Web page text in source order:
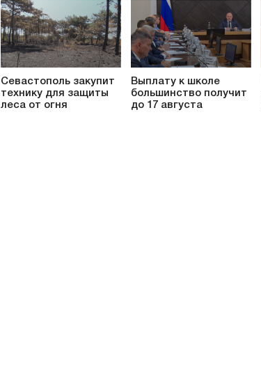
Севастополь закупит
технику для защиты
леса от огня
Выплату к школе
большинство получит
до 17 августа